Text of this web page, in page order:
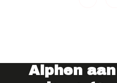
Alphen aan